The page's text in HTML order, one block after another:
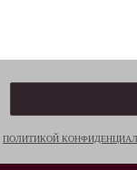
ПОЛИТИКОЙ